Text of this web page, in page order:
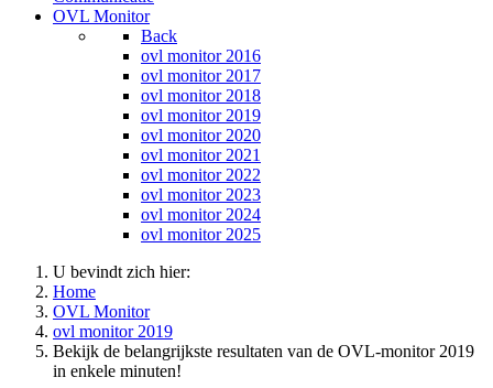
OVL Monitor
Back
ovl monitor 2016
ovl monitor 2017
ovl monitor 2018
ovl monitor 2019
ovl monitor 2020
ovl monitor 2021
ovl monitor 2022
ovl monitor 2023
ovl monitor 2024
ovl monitor 2025
U bevindt zich hier:
Home
OVL Monitor
ovl monitor 2019
Bekijk de belangrijkste resultaten van de OVL-monitor 2019
in enkele minuten!